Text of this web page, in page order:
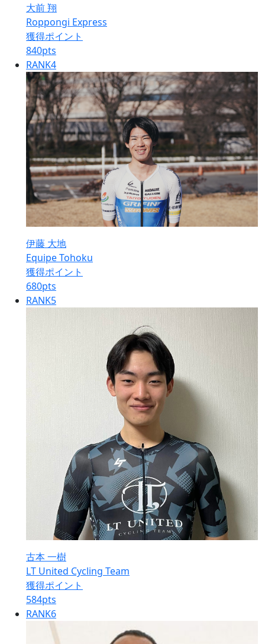
大前 翔
Roppongi Express
獲得ポイント
840pts
RANK4
伊藤 大地
Equipe Tohoku
獲得ポイント
680pts
RANK5
古本 一樹
LT United Cycling Team
獲得ポイント
584pts
RANK6